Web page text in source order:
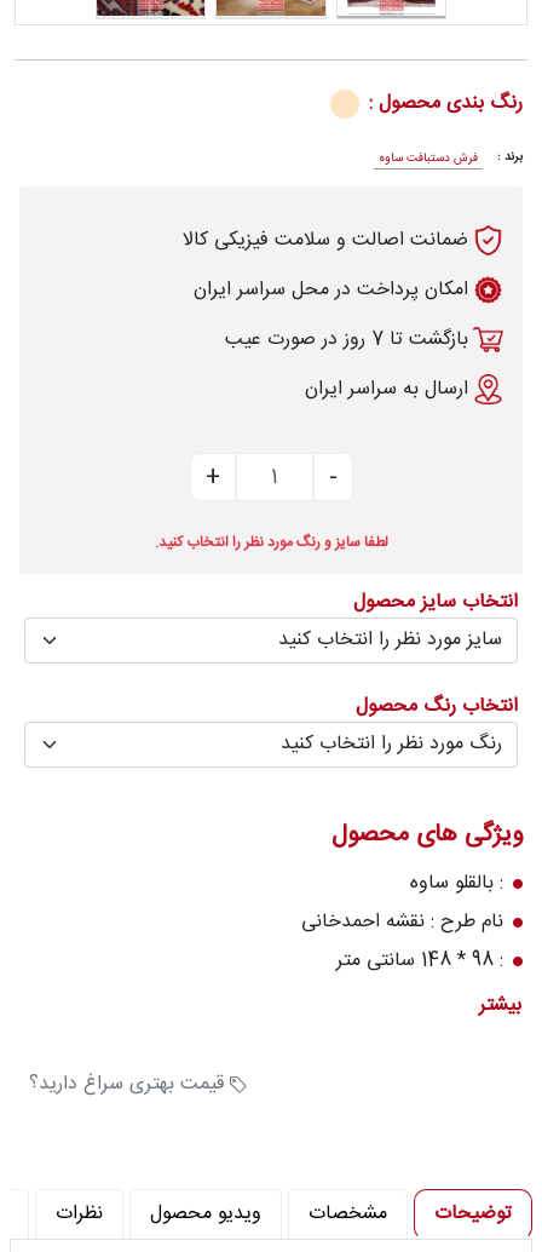
قالیخانه
پرسش
های
متداول
رویه‌های
کالا
رنگ بندی محصول :
برند : فرش دستبافت ساوه
ضمانت اصالت و سلامت فیزیکی کالا
امکان پرداخت در محل سراسر ایران
بازگشت تا 7 روز در صورت عیب
ارسال به سراسر ایران
لطفا سایز و رنگ مورد نظر را انتخاب کنید.
انتخاب سایز محصول
انتخاب رنگ محصول
ویژگی های محصول
: بالقلو ساوه
نام طرح : نقشه احمدخانی
: 98 * 148 سانتی متر
جنس نخ پرز : پشم
بیشتر
قیمت بهتری سراغ دارید؟
توضیحات مشخصات ویدیو محصول نظرات